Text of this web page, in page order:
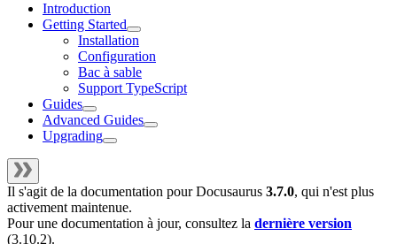
Introduction
Getting Started
Installation
Configuration
Bac à sable
Support TypeScript
Guides
Advanced Guides
Upgrading
Il s'agit de la documentation pourDocusaurus 3.7.0, qui n'est plus
activement maintenue.
Pour une documentation à jour, consultez la dernière version
(3.10.2).